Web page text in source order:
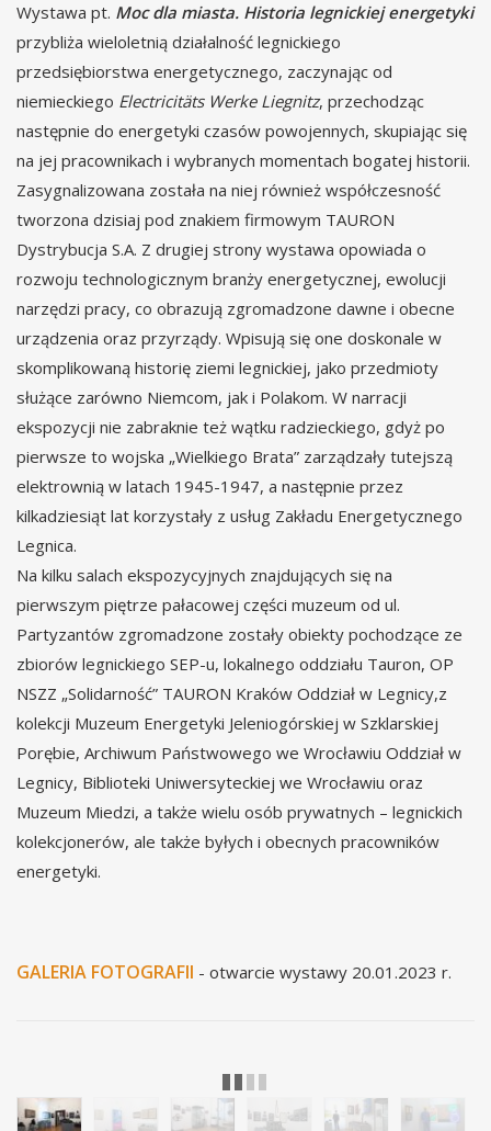
Wystawa pt. Moc dla miasta. Historia legnickiej energetyki
przybliża wieloletnią działalność legnickiego
przedsiębiorstwa energetycznego, zaczynając od
niemieckiego Electricitäts Werke Liegnitz, przechodząc
następnie do energetyki czasów powojennych, skupiając się
na jej pracownikach i wybranych momentach bogatej historii.
Zasygnalizowana została na niej również współczesność
tworzona dzisiaj pod znakiem firmowym TAURON
Dystrybucja S.A. Z drugiej strony wystawa opowiada o
rozwoju technologicznym branży energetycznej, ewolucji
narzędzi pracy, co obrazują zgromadzone dawne i obecne
urządzenia oraz przyrządy. Wpisują się one doskonale w
skomplikowaną historię ziemi legnickiej, jako przedmioty
służące zarówno Niemcom, jak i Polakom. W narracji
ekspozycji nie zabraknie też wątku radzieckiego, gdyż po
pierwsze to wojska „Wielkiego Brata” zarządzały tutejszą
elektrownią w latach 1945-1947, a następnie przez
kilkadziesiąt lat korzystały z usług Zakładu Energetycznego
Legnica.
Na kilku salach ekspozycyjnych znajdujących się na
pierwszym piętrze pałacowej części muzeum od ul.
Partyzantów zgromadzone zostały obiekty pochodzące ze
zbiorów legnickiego SEP-u, lokalnego oddziału Tauron, OP
NSZZ „Solidarność” TAURON Kraków Oddział w Legnicy,z
kolekcji Muzeum Energetyki Jeleniogórskiej w Szklarskiej
Porębie, Archiwum Państwowego we Wrocławiu Oddział w
Legnicy, Biblioteki Uniwersyteckiej we Wrocławiu oraz
Muzeum Miedzi, a także wielu osób prywatnych – legnickich
kolekcjonerów, ale także byłych i obecnych pracowników
energetyki.
GALERIA FOTOGRAFII - otwarcie wystawy 20.01.2023 r.